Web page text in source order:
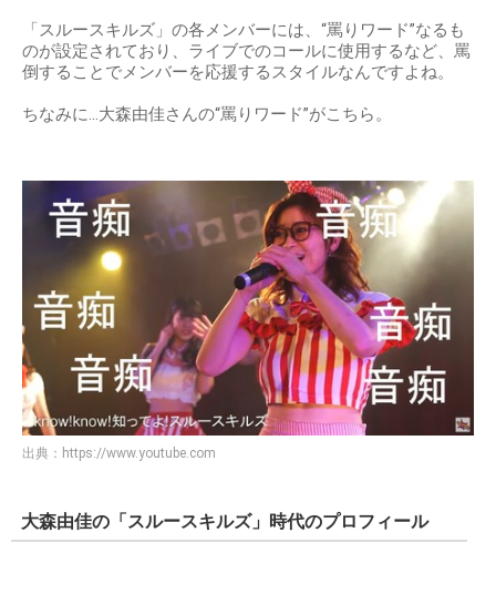
「スルースキルズ」の各メンバーには、“罵りワード”なるも
のが設定されており、ライブでのコールに使用するなど、罵
倒することでメンバーを応援するスタイルなんですよね。
ちなみに…大森由佳さんの“罵りワード”がこちら。
出典： https://www.youtube.com
大森由佳の「スルースキルズ」時代のプロフィール